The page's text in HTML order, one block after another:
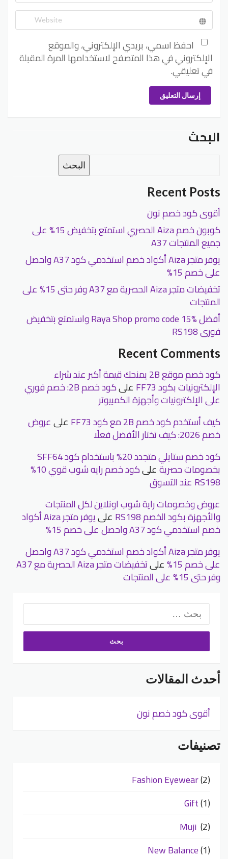
احفظ اسمي، بريدي الإلكتروني، والموقع
الإلكتروني في هذا المتصفح لاستخدامها المرة المقبلة
في تعليقي.
إرسال التعليق
البحث
البحث
Recent Posts
أقوى كود خصم نون
كوبون خصم Aiza الحصري استمتع بتخفيض 15% على
جميع المنتجات A37
يوفر متجر Aiza أكواد خصم استخدمي كود A37 واحصل
على خصم 15%
تخفيضات متجر Aiza الحصرية مع A37 وفر حتى 15% على
المنتجات
أفضل Raya Shop promo code 15% واستمتع بتخفيض
فورى RS198
Recent Comments
كود خصم موقع 2B يمنحك قيمة أكبر عند شراء
الإلكترونيات بكود FF73 على كود خصم 2B: خصم فوري
على الإلكترونيات وأجهزة الكمبيوتر
كيف أستخدم كود خصم 2B مع كود FF73
علىعروض
خصم 2026: كيف تختار الأفضل فعلًا
كود خصم ستايلي متجدد 20% باستخدام كود SFF64
بخصومات حصريةعلى كود خصم رايه شوب قوي 10%
RS198 عند التسوق
عروض وخصومات راية شوب اونلاين لكل المنتجات
والأجهزة بكود الخصم RS198 على يوفر متجر Aiza أكواد
خصم استخدمي كود A37 واحصل على خصم 15%
يوفر متجر Aiza أكواد خصم استخدمي كود A37 واحصل
على خصم 15% على تخفيضات متجر Aiza الحصرية مع A37
وفر حتى 15% على المنتجات
البحث
عن:
أحدث المقالات
أقوى كود خصم نون
تصنيفات
Fashion Eyewear(2)
Gift(1)
Muji (2)
New Balance(1)